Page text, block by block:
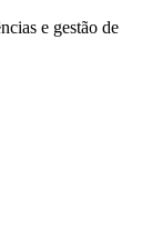
e gestão de